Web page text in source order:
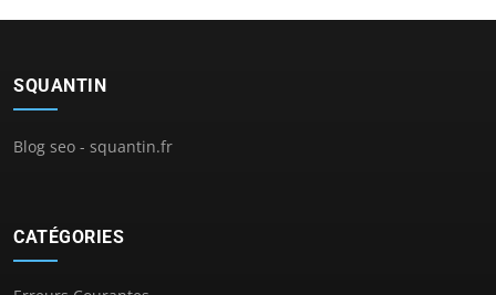
SQUANTIN
Blog seo - squantin.fr
CATÉGORIES